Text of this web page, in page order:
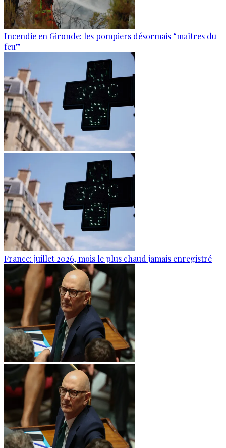
Incendie en Gironde: les pompiers désormais “maîtres du
feu”
France: juillet 2026, mois le plus chaud jamais enregistré